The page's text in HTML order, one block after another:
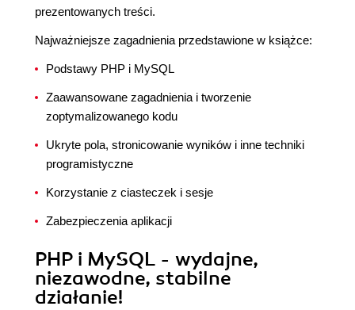
prezentowanych treści.
Najważniejsze zagadnienia przedstawione w książce:
Podstawy PHP i MySQL
Zaawansowane zagadnienia i tworzenie
zoptymalizowanego kodu
Ukryte pola, stronicowanie wyników i inne techniki
programistyczne
Korzystanie z ciasteczek i sesje
Zabezpieczenia aplikacji
PHP i MySQL - wydajne,
niezawodne, stabilne
działanie!